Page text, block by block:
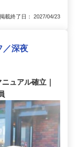
載終了日： 2027/04/23
／深夜
ュアル確立｜